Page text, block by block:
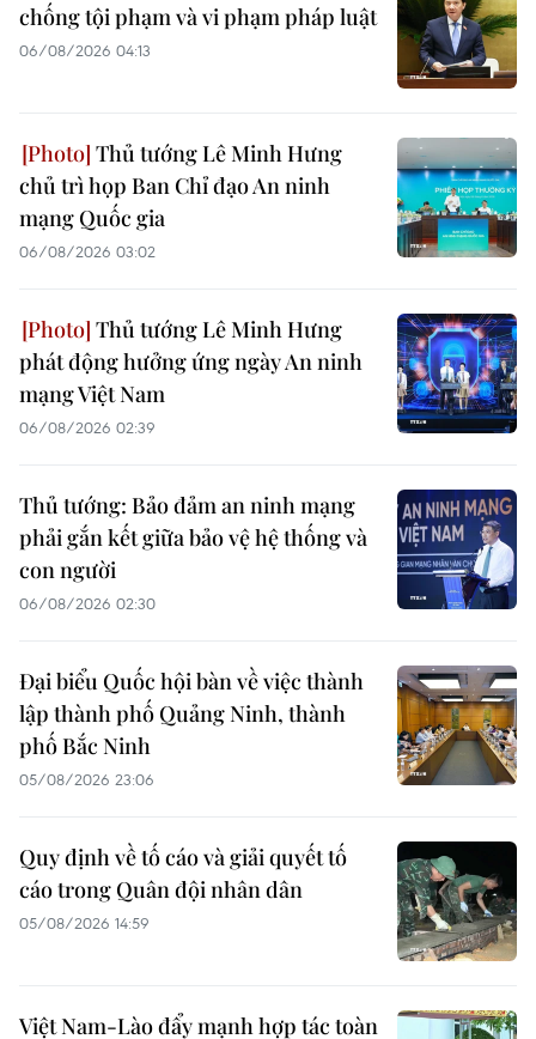
chống tội phạm và vi phạm pháp luật
06/08/2026 04:13
Thủ tướng Lê Minh Hưng
chủ trì họp Ban Chỉ đạo An ninh
mạng Quốc gia
06/08/2026 03:02
Thủ tướng Lê Minh Hưng
phát động hưởng ứng ngày An ninh
mạng Việt Nam
06/08/2026 02:39
Thủ tướng: Bảo đảm an ninh mạng
phải gắn kết giữa bảo vệ hệ thống và
con người
06/08/2026 02:30
Đại biểu Quốc hội bàn về việc thành
lập thành phố Quảng Ninh, thành
phố Bắc Ninh
05/08/2026 23:06
Quy định về tố cáo và giải quyết tố
cáo trong Quân đội nhân dân
05/08/2026 14:59
Việt Nam-Lào đẩy mạnh hợp tác toàn